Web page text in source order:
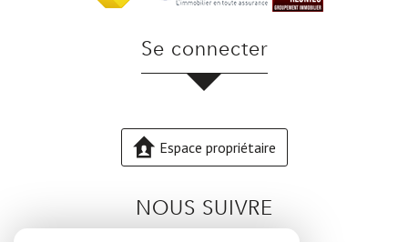
Se connecter
Espace propriétaire
NOUS SUIVRE